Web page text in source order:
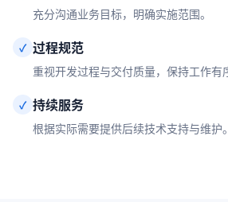
充分沟通业务目标，明确实施范围。
✓ 过程规范
重视开发过程与交付质量，保持工作有
✓ 持续服务
根据实际需要提供后续技术支持与维护。